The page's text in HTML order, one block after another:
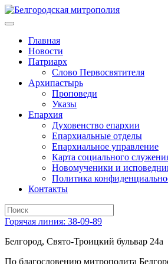
Главная
Новости
Патриарх
Слово Первосвятителя
Архипастырь
Проповеди
Указы
Епархия
Духовенство епархии
Епархиальные отделы
Епархиальное управление
Карта социального
Новомученики и
Политика
Контакты
Горячая линия: 38-09-89
Белгород, Свято-Троицкий бульвар 24а
По благословению митрополита